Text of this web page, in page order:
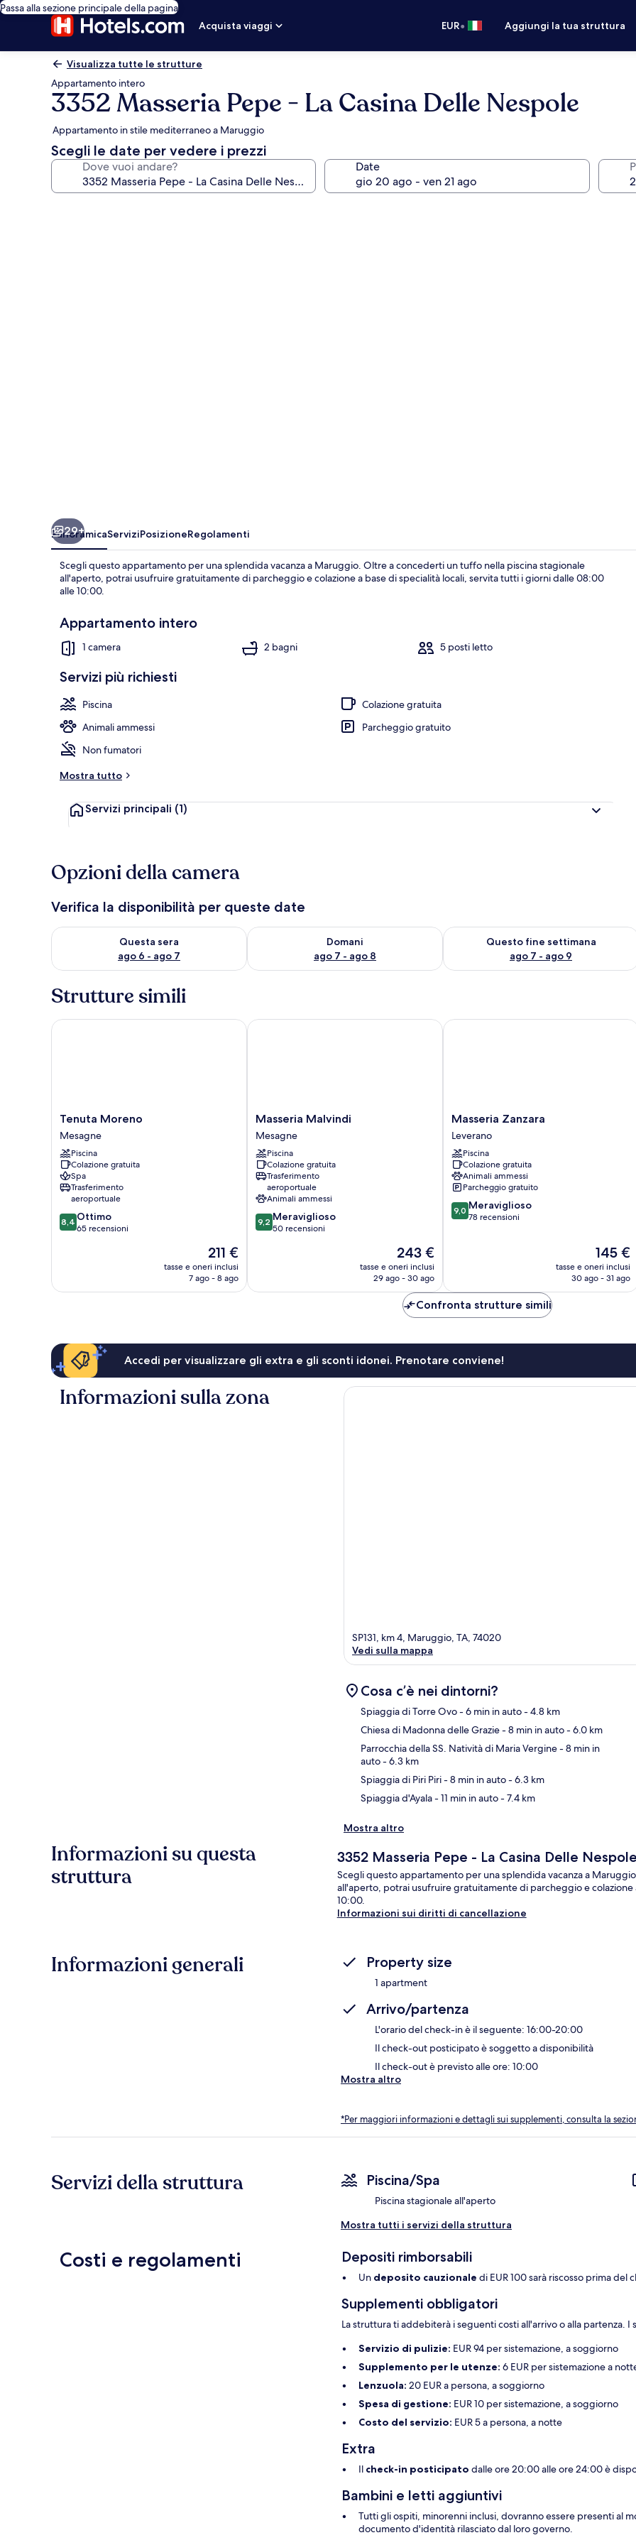
Passa alla sezione principale della pagina
Acquista viaggi
EUR• Aggiungi la tua struttura
Visualizza tutte le strutture
Appartamento intero
3352 Masseria Pepe - La Casina Delle Nespole
Appartamento in stile mediterraneo a Maruggio
Scegli le date per vedere i prezzi
Dove vuoi andare? Date
29+
PanoramicaServiziPosizioneRegolamenti
Scegli questo appartamento per una splendida vacanza a Maruggio. Oltre a concederti un tuffo nella piscina stagionale
all'aperto, potrai usufruire gratuitamente di parcheggio e colazione a base di specialità locali, servita tutti i giorni dalle 08:00
alle 10:00.
Appartamento intero
1 camera 2 bagni 5 posti letto
Servizi più richiesti
Piscina
Colazione gratuita
Animali ammessi
Parcheggio gratuito
Non fumatori
Mostra tutto
Servizi principali (1)
Opzioni della camera
Verifica la disponibilità per queste date
Questa sera
ago 6 - ago 7
Verifica la disponibilità per questa sera, ago 6 - ago 7
Domani
ago 7 - ago 8
Verifica la disponibilità per domani, ago 7 - ago 8
Questo fine settimana
ago 7 - ago 9
Verifica la disponibilità per questo
Strutture simili
Tenuta
Moreno
Mesagne
Tenuta Moreno
Mesagne
Piscina
Colazione gratuita
Spa
Trasferimento
aeroportuale
8.4
su
8,4 Ottimo
65 recensioni
Il
prezzo
attuale
211 €
tasse e oneri inclusi
7 ago - 8 ago
Tenuta Moreno
Masseria
Malvindi
Mesagne
Masseria Malvindi
Mesagne
Piscina
Colazione gratuita
Trasferimento
aeroportuale
Animali ammessi
9.2
su
9,2 Meraviglioso
50 recensioni
Il
prezzo
attuale
243 €
243 €
tasse e oneri inclusi
29 ago - 30 ago
Masseria Malvindi
Masseria
Zanzara
Leverano
Masseria Zanzara
Leverano
Piscina
Colazione gratuita
Animali ammessi
Parcheggio gratuito
9.0
su
9,0 Meraviglioso
78 recensioni
Il
prezzo
attuale
145 €
tasse e oneri inclusi
30 ago - 31 ago
Masseria Zanzara
Confronta strutture simili
Accedi per visualizzare gli extra e gli sconti idonei. Prenotare conviene!
Informazioni sulla zona
SP131, km 4, Maruggio, TA, 74020
Vedi sulla mappa
Cosa c’è nei dintorni?
Spiaggia di Torre Ovo- 6 min in auto- 4.8 km
Chiesa di Madonna delle Grazie- 8 min in auto- 6.0 km
Parrocchia della SS. Natività di Maria Vergine- 8 min in
auto- 6.3 km
Spiaggia di Piri Piri- 8 min in auto- 6.3 km
Spiaggia d'Ayala- 11 min in auto- 7.4 km
Mostra altro
Informazioni su questa
struttura
3352 Masseria Pepe - La Casina Delle Nespole
Scegli questo appartamento per una splendida vacanza a
all'aperto, potrai usufruire gratuitamente di parcheggio e
10:00.
Informazioni sui diritti di cancellazione
Informazioni generali Property size
1 apartment
Arrivo/partenza
L'orario del check-in è il seguente: 16:00-20:00
Il check-out posticipato è soggetto a disponibilità
Il check-out è previsto alle ore: 10:00
Mostra altro
*Per maggiori informazioni e dettagli sui supplementi, consulta la
Servizi della struttura Piscina/Spa
Piscina stagionale all'aperto
Mostra tutti i servizi della struttura
Costi e regolamenti Depositi rimborsabili
Un deposito cauzionale di EUR 100 sarà riscosso prima del
Supplementi obbligatori
La struttura ti addebiterà i seguenti costi all'arrivo o alla
Servizio di pulizie: EUR 94 per sistemazione, a soggiorno
Supplemento per le utenze: 6 EUR per sistemazione a
Lenzuola: 20 EUR a persona, a soggiorno
Spesa di gestione: EUR 10 per sistemazione, a soggiorno
Costo del servizio: EUR 5 a persona, a notte
Extra
Il check-in posticipato dalle ore 20:00 alle ore 24:00 è
Bambini e letti aggiuntivi
Tutti gli ospiti, minorenni inclusi, dovranno essere presenti al
documento d'identità rilasciato dal loro governo.